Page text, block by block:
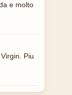
e molto
Piu